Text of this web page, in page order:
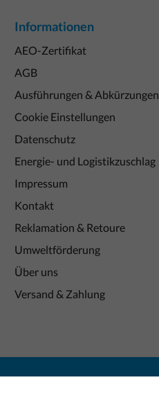
Informationen
AEO-Zertifikat
AGB
Ausführungen & Abkürzungen
Cookie Einstellungen
Datenschutz
Energie- und Logistikzuschlag
Impressum
Kontakt
Reklamation & Retoure
Umweltförderung
Über uns
Versand & Zahlung